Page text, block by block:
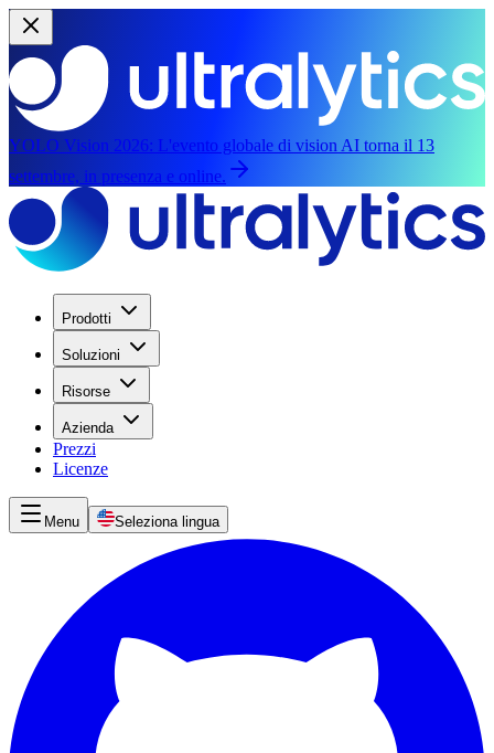
YOLO Vision 2026: L'evento globale di vision AI torna il 13
settembre, in presenza e online.
Prodotti
Soluzioni
Risorse
Azienda
Prezzi
Licenze
Menu Seleziona lingua